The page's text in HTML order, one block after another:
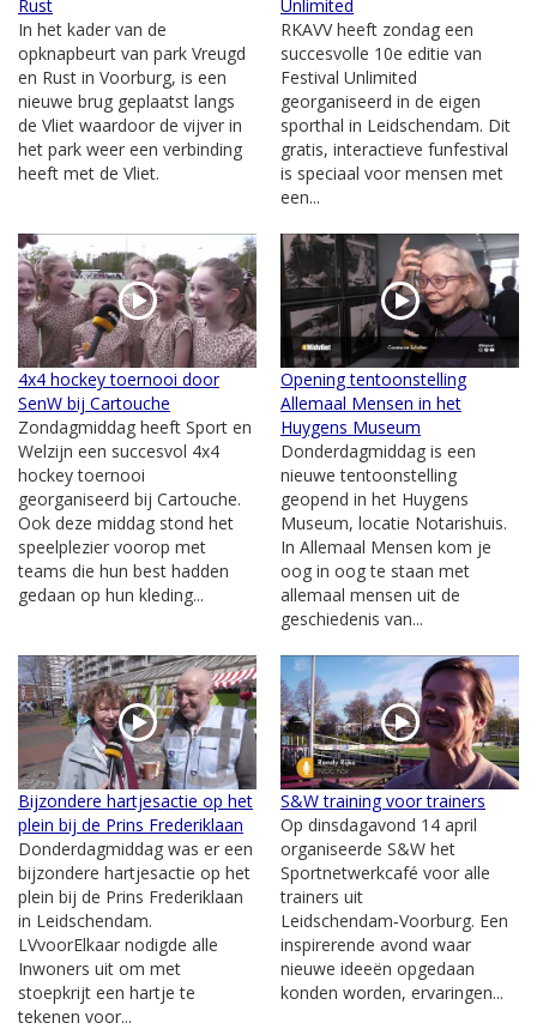
Rust
In het kader van de
opknapbeurt van park Vreugd
en Rust in Voorburg, is een
nieuwe brug geplaatst langs
de Vliet waardoor de vijver in
het park weer een verbinding
heeft met de Vliet.
Unlimited
RKAVV heeft zondag een
succesvolle 10e editie van
Festival Unlimited
georganiseerd in de eigen
sporthal in Leidschendam. Dit
gratis, interactieve funfestival
is speciaal voor mensen met
een...
4x4 hockey toernooi door
SenW bij Cartouche
Zondagmiddag heeft Sport en
Welzijn een succesvol 4x4
hockey toernooi
georganiseerd bij Cartouche.
Ook deze middag stond het
speelplezier voorop met
teams die hun best hadden
gedaan op hun kleding...
Opening tentoonstelling
Allemaal Mensen in het
Huygens Museum
Donderdagmiddag is een
nieuwe tentoonstelling
geopend in het Huygens
Museum, locatie Notarishuis.
In Allemaal Mensen kom je
oog in oog te staan met
allemaal mensen uit de
geschiedenis van...
Bijzondere hartjesactie op het
plein bij de Prins Frederiklaan
Donderdagmiddag was er een
bijzondere hartjesactie op het
plein bij de Prins Frederiklaan
in Leidschendam.
LVvoorElkaar nodigde alle
Inwoners uit om met
stoepkrijt een hartje te
tekenen voor...
S&W training voor trainers
Op dinsdagavond 14 april
organiseerde S&W het
Sportnetwerkcafé voor alle
trainers uit
Leidschendam‑Voorburg. Een
inspirerende avond waar
nieuwe ideeën opgedaan
konden worden, ervaringen...